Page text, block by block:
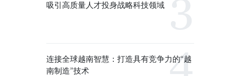
吸引高质量人才投身战略科技领域
连接全球越南智慧：打造具有竞争力的“越
南制造”技术